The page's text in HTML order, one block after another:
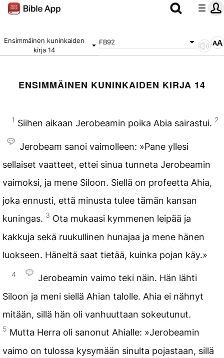
Ensimmäinen kuninkaiden
kirja 14
FB92
ENSIMMÄINEN KUNINKAIDEN KIRJA 14
1 Siihen aikaan Jerobeamin poika Abia sairastui. 2
Jerobeam sanoi vaimolleen: »Pane yllesi
sellaiset vaatteet, ettei sinua tunneta Jerobeamin
vaimoksi, ja mene Siloon. Siellä on profeetta Ahia,
joka ennusti, että minusta tulee tämän kansan
kuningas. 3 Ota mukaasi kymmenen leipää ja
kakkuja sekä ruukullinen hunajaa ja mene hänen
luokseen. Häneltä saat tietää, kuinka pojan käy.»
4
Jerobeamin vaimo teki näin. Hän lähti
Siloon ja meni siellä Ahian talolle. Ahia ei nähnyt
mitään, sillä hän oli vanhuuttaan sokeutunut.
5 Mutta Herra oli sanonut Ahialle: »Jerobeamin
vaimo on tulossa kysymään sinulta pojastaan, sillä